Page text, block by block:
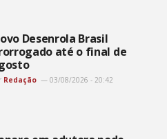
Desenrola Brasil
até o final de
Redação 03/08/2026 - 20:42